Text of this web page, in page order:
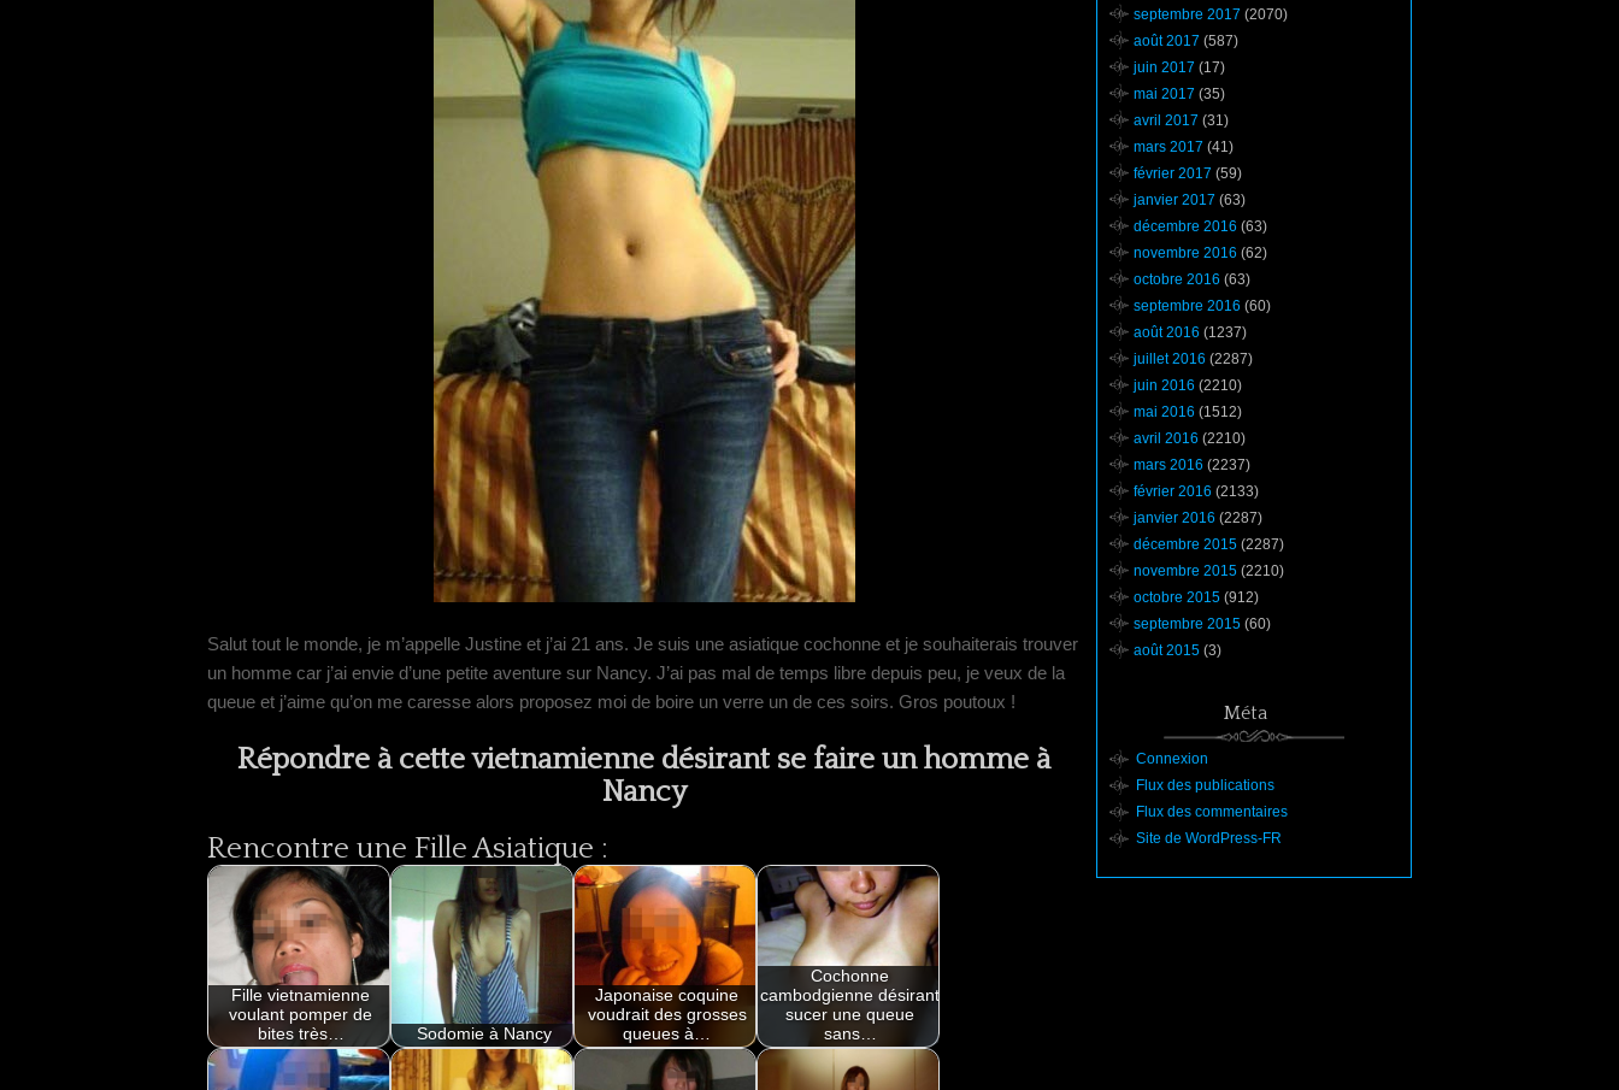
Salut tout le monde, je m’appelle Justine et j’ai 21 ans. Je suis une asiatique cochonne et je souhaiterais trouver
un homme car j’ai envie d’une petite aventure sur Nancy. J’ai pas mal de temps libre depuis peu, je veux de la
queue et j’aime qu’on me caresse alors proposez moi de boire un verre un de ces soirs. Gros poutoux !
Répondre à cette vietnamienne désirant se faire un homme à
Nancy
Rencontre une Fille Asiatique :
Fille vietnamienne
voulant pomper de
bites très…
Sodomie à Nancy
Japonaise coquine
voudrait des grosses
queues à…
Cochonne
cambodgienne désirant
sucer une queue
sans…
septembre 2017 (2070)
août 2017 (587)
juin 2017 (17)
mai 2017 (35)
avril 2017 (31)
mars 2017 (41)
février 2017 (59)
janvier 2017 (63)
décembre 2016 (63)
novembre 2016 (62)
octobre 2016 (63)
septembre 2016 (60)
août 2016 (1237)
juillet 2016 (2287)
juin 2016 (2210)
mai 2016 (1512)
avril 2016 (2210)
mars 2016 (2237)
février 2016 (2133)
janvier 2016 (2287)
décembre 2015 (2287)
novembre 2015 (2210)
octobre 2015 (912)
septembre 2015 (60)
août 2015 (3)
Méta
Connexion
Flux des publications
Flux des commentaires
Site de WordPress-FR